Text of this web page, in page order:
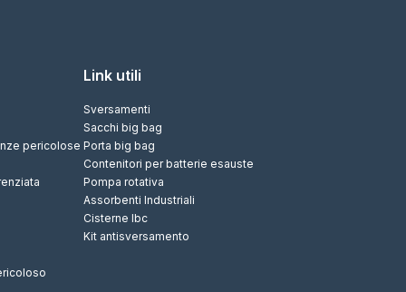
pericolose
Link utili
Sversamenti
Sacchi big bag
Porta big bag
Contenitori per batterie esauste
Pompa rotativa
Assorbenti Industriali
Cisterne Ibc
Kit antisversamento